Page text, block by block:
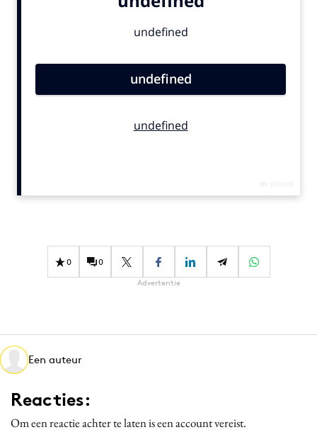
Gedragsverandering
Influencer marketing
Media
Merkstrategie
PR
Programmatic
Purpose Marketing
0 0
Advertentie
Een auteur
Reacties:
Om een reactie achter te laten is een account vereist.